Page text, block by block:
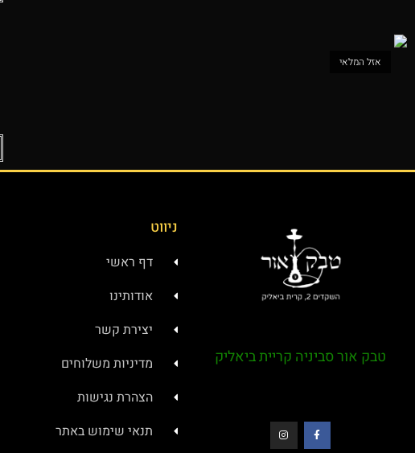
אזל המלאי
טבק אור סביניה קריית ביאליק
ניווט
דף ראשי
אודותינו
יצירת קשר
מדיניות משלוחים
הצהרת נגישות
תנאי שימוש באתר